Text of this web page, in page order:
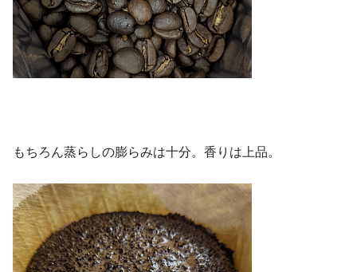
もちろん蒸らしの膨らみは十分。香りは上品。